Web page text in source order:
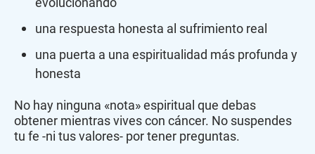
una respuesta honesta al sufrimiento real
una puerta a una espiritualidad más profunda y
honesta
No hay ninguna «nota» espiritual que debas
obtener mientras vives con cáncer. No suspendes
tu fe -ni tus valores- por tener preguntas.